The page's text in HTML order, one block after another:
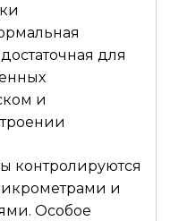
для
и
контролируются
и
Особое